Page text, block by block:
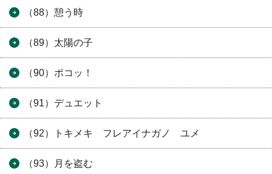
（88）憩う時
（89）太陽の子
（90）ポコッ！
（91）デュエット
（92）トキメキ フレアイナガノ ユメ
（93）月を盗む